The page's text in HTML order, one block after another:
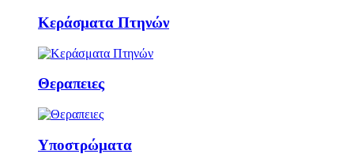
Κεράσματα Πτηνών
Θεραπειες
Υποστρώματα